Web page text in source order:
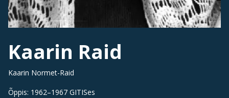
Kaarin Raid
Kaarin Normet-Raid
Õppis: 1962–1967 GITISes